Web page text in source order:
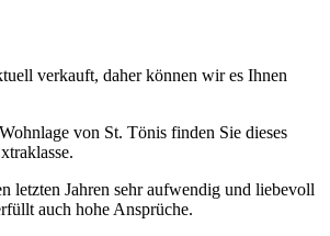
verkauft, daher können wir es Ihnen
von St. Tönis finden Sie dieses
letzten Jahren sehr aufwendig und liebevoll
auch hohe Ansprüche.